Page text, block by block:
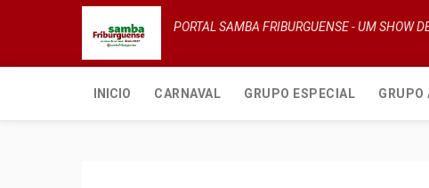
PORTAL SAMBA FRIBURGUENSE - UM SHOW
INICIO CARNAVAL GRUPO ESPECIAL GRUPO